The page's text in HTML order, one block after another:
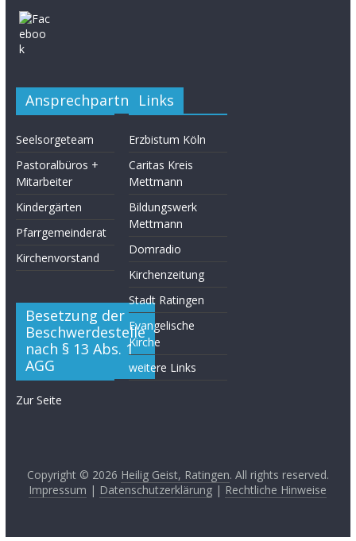
Ansprechpartner
Seelsorgeteam
Pastoralbüros +
Mitarbeiter
Kindergärten
Pfarrgemeinderat
Kirchenvorstand
Besetzung der
Beschwerdestelle
nach § 13 Abs. 1
AGG
Zur Seite
Links
Erzbistum Köln
Caritas Kreis
Mettmann
Bildungswerk
Mettmann
Domradio
Kirchenzeitung
Stadt Ratingen
Evangelische
Kirche
weitere Links
Copyright © 2026 Heilig Geist, Ratingen. All rights reserved.
Impressum | Datenschutzerklärung | Rechtliche Hinweise